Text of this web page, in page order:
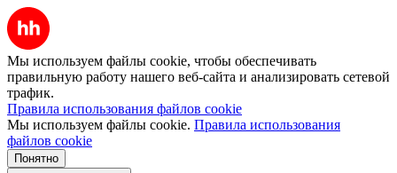
Мы используем файлы cookie, чтобы обеспечивать
правильную работу нашего веб-сайта и анализировать сетевой
трафик.
Правила использования файлов cookie
Мы используем файлы cookie. Правила использования
файлов cookie
Понятно